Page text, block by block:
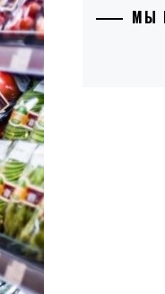
МЫ